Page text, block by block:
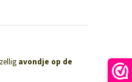
avondje op de